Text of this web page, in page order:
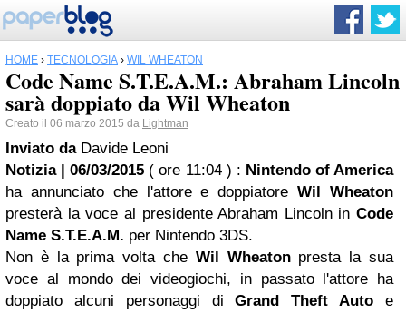
HOME › TECNOLOGIA › WIL WHEATON
Code Name S.T.E.A.M.: Abraham Lincoln
sarà doppiato da Wil Wheaton
Creato il 06 marzo 2015 da Lightman
Inviato da Davide Leoni
Notizia | 06/03/2015 ( ore 11:04 ) : Nintendo of America
ha annunciato che l'attore e doppiatoreWil Wheaton
presterà la voce al presidente Abraham Lincoln in Code
Name S.T.E.A.M. per Nintendo 3DS.
Non è la prima volta che Wil Wheatonpresta la sua
voce al mondo dei videogiochi, in passato l'attore ha
doppiato alcuni personaggi diGrand Theft Auto e